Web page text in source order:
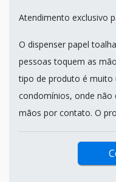
Atendimento exclusivo
O dispenser papel
pessoas toquem as
tipo de produto é muito
condomínios, onde não
mãos por contato. O